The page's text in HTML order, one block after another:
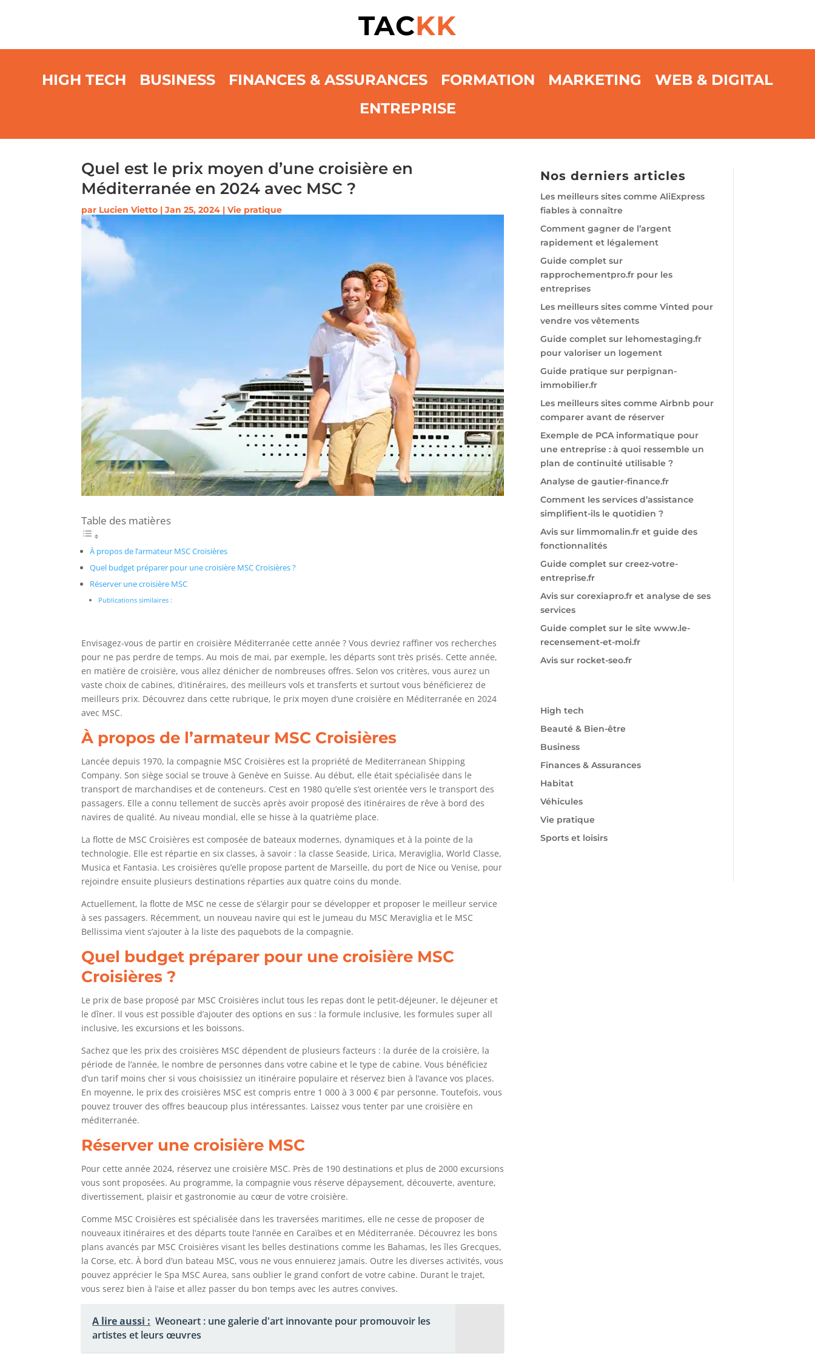
TACKK
HIGH TECH BUSINESS FINANCES & ASSURANCES FORMATION MARKETING
WEB & DIGITAL
ENTREPRISE
Quel est le prix moyen d’une croisière en
Méditerranée en 2024 avec MSC ?
par Lucien Vietto |Jan 25, 2024 |Vie pratique
Table des matières
À propos de l’armateur MSC Croisières
Quel budget préparer pour une croisière MSC Croisières ?
Réserver une croisière MSC
Publications similaires :
Envisagez-vous de partir en croisière Méditerranée cette année ? Vous devriez raffiner vos recherches
pour ne pas perdre de temps. Au mois de mai, par exemple, les départs sont très prisés. Cette année,
en matière de croisière, vous allez dénicher de nombreuses offres. Selon vos critères, vous aurez un
vaste choix de cabines, d’itinéraires, des meilleurs vols et transferts et surtout vous bénéficierez de
meilleurs prix. Découvrez dans cette rubrique, le prix moyen d’une croisière en Méditerranée en 2024
avec MSC.
À propos de l’armateur MSC Croisières
Lancée depuis 1970, la compagnie MSC Croisières est la propriété de Mediterranean Shipping
Company. Son siège social se trouve à Genève en Suisse. Au début, elle était spécialisée dans le
transport de marchandises et de conteneurs. C’est en 1980 qu’elle s’est orientée vers le transport des
passagers. Elle a connu tellement de succès après avoir proposé des itinéraires de rêve à bord des
navires de qualité. Au niveau mondial, elle se hisse à la quatrième place.
La flotte de MSC Croisières est composée de bateaux modernes, dynamiques et à la pointe de la
technologie. Elle est répartie en six classes, à savoir : la classe Seaside, Lirica, Meraviglia, World Classe,
Musica et Fantasia. Les croisières qu’elle propose partent de Marseille, du port de Nice ou Venise, pour
rejoindre ensuite plusieurs destinations réparties aux quatre coins du monde.
Actuellement, la flotte de MSC ne cesse de s’élargir pour se développer et proposer le meilleur service
à ses passagers. Récemment, un nouveau navire qui est le jumeau du MSC Meraviglia et le MSC
Bellissima vient s’ajouter à la liste des paquebots de la compagnie.
Quel budget préparer pour une croisière MSC
Croisières ?
Le prix de base proposé par MSC Croisières inclut tous les repas dont le petit-déjeuner, le déjeuner et
le dîner. Il vous est possible d’ajouter des options en sus : la formule inclusive, les formules super all
inclusive, les excursions et les boissons.
Sachez que les prix des croisières MSC dépendent de plusieurs facteurs : la durée de la croisière, la
période de l’année, le nombre de personnes dans votre cabine et le type de cabine. Vous bénéficiez
d’un tarif moins cher si vous choisissiez un itinéraire populaire et réservez bien à l’avance vos places.
En moyenne, le prix des croisières MSC est compris entre 1 000 à 3 000 € par personne. Toutefois, vous
pouvez trouver des offres beaucoup plus intéressantes. Laissez vous tenter par une croisière en
méditerranée.
Réserver une croisière MSC
Pour cette année 2024, réservez une croisière MSC. Près de 190 destinations et plus de 2000 excursions
vous sont proposées. Au programme, la compagnie vous réserve dépaysement, découverte, aventure,
divertissement, plaisir et gastronomie au cœur de votre croisière.
Comme MSC Croisières est spécialisée dans les traversées maritimes, elle ne cesse de proposer de
nouveaux itinéraires et des départs toute l’année en Caraïbes et en Méditerranée. Découvrez les bons
plans avancés par MSC Croisières visant les belles destinations comme les Bahamas, les îles Grecques,
la Corse, etc. À bord d’un bateau MSC, vous ne vous ennuierez jamais. Outre les diverses activités, vous
pouvez apprécier le Spa MSC Aurea, sans oublier le grand confort de votre cabine. Durant le trajet,
vous serez bien à l’aise et allez passer du bon temps avec les autres convives.
A lire aussi : Weoneart : une galerie d'art innovante pour promouvoir les
artistes et leurs œuvres
Nos derniers articles
Les meilleurs sites comme AliExpress
fiables à connaître
Comment gagner de l’argent
rapidement et légalement
Guide complet sur
rapprochementpro.fr pour les
entreprises
Les meilleurs sites comme Vinted pour
vendre vos vêtements
Guide complet sur lehomestaging.fr
pour valoriser un logement
Guide pratique sur perpignan-
immobilier.fr
Les meilleurs sites comme Airbnb pour
comparer avant de réserver
Exemple de PCA informatique pour
une entreprise : à quoi ressemble un
plan de continuité utilisable ?
Analyse de gautier-finance.fr
Comment les services d’assistance
simplifient-ils le quotidien ?
Avis sur limmomalin.fr et guide des
fonctionnalités
Guide complet sur creez-votre-
entreprise.fr
Avis sur corexiapro.fr et analyse de ses
services
Guide complet sur le site www.le-
recensement-et-moi.fr
Avis sur rocket-seo.fr
High tech
Beauté & Bien-être
Business
Finances & Assurances
Habitat
Véhicules
Vie pratique
Sports et loisirs